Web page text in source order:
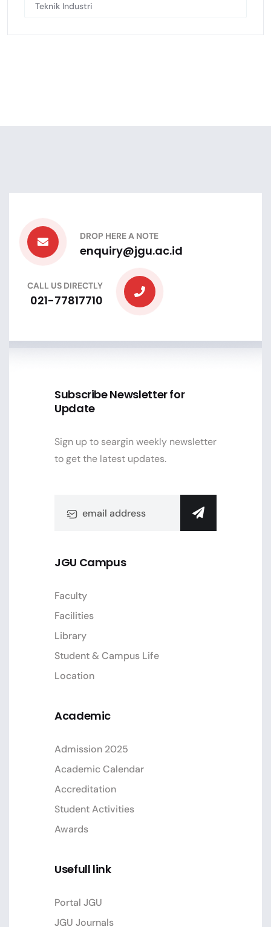
Teknik Industri
DROP HERE A NOTE
enquiry@jgu.ac.id
CALL US DIRECTLY
021-77817710
Subscribe Newsletter for
Update
Sign up to seargin weekly newsletter
to get the latest updates.
JGU Campus
Faculty
Facilities
Library
Student & Campus Life
Location
Academic
Admission 2025
Academic Calendar
Accreditation
Student Activities
Awards
Usefull link
Portal JGU
JGU Journals